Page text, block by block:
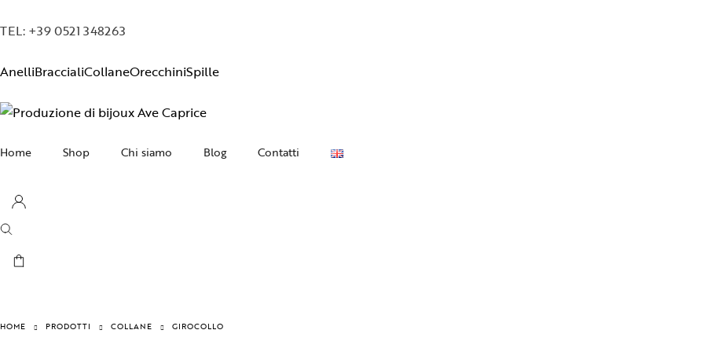
TEL: +39 0521 348263
AnelliBraccialiCollaneOrecchiniSpille
Home Shop Chi siamo Blog Contatti
HOME PRODOTTI COLLANE GIROCOLLO